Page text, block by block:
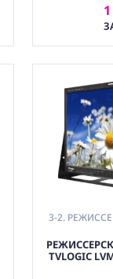
3-2.
TVLOGIC